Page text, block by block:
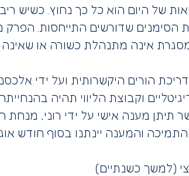
של היום הוא כל כך נחוץ. כשיש
הסימנים שדורשים התייחסות.
אינה מתנהלת כשורה או
הורים היקשרותית ועל ידי
וקבוצת הליווי תהיה בהנחייתה
תיתן מענה אישי על ידי רוני,
התמיכה והמענה יינתנו בסוף
(למשך כשנתיים)